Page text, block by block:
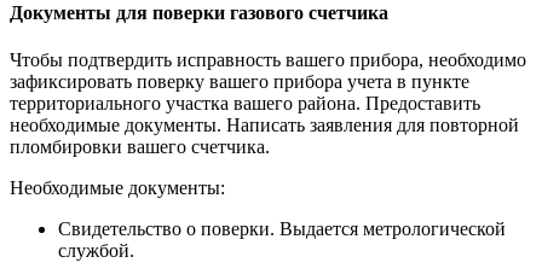
Документы для поверки газового счетчика
Чтобы подтвердить исправность вашего прибора, необходимо
зафиксировать поверку вашего прибора учета в пункте
территориального участка вашего района. Предоставить
необходимые документы. Написать заявления для повторной
пломбировки вашего счетчика.
Необходимые документы:
Свидетельство о поверки. Выдается метрологической
службой.